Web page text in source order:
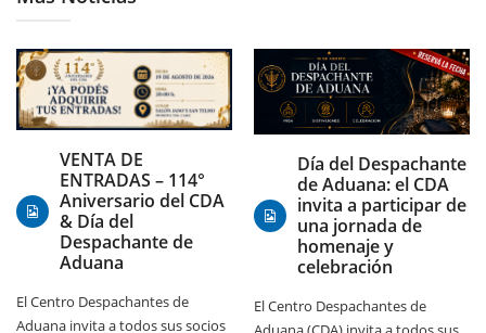
07/08/2026
VENTA DE
ENTRADAS – 114°
Aniversario del CDA
& Día del
Despachante de
Aduana
El Centro Despachantes de
Aduana invita a todos sus socios
07/08/2026
Día del Despachante
de Aduana: el CDA
invita a participar de
una jornada de
homenaje y
celebración
El Centro Despachantes de